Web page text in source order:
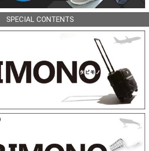
SPECIAL CONTENTS